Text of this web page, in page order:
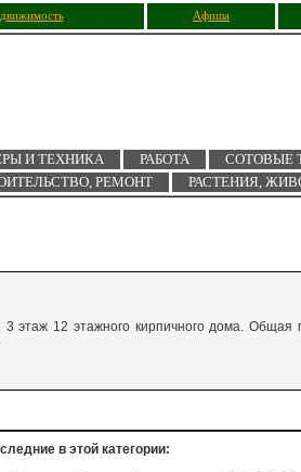
Афиша
И ТЕХНИКА РАБОТА СОТОВЫЕ
РЕМОНТ РАСТЕНИЯ,
этаж 12 этажного кирпичного дома. Общая
в этой категории: